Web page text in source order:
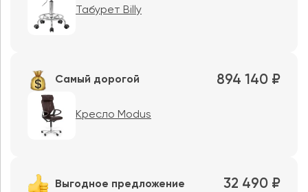
Табурет Billy
Самый дорогой 894 140 ₽
Кресло Modus
Выгодное предложение 32 490 ₽